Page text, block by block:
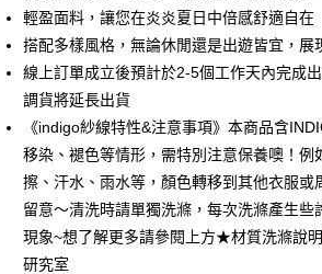
華南商業銀行
彰化商業銀行
國泰世華商業銀行
兆豐國際商
臺灣中小企業銀行
台中商業銀
匯豐（台灣）商業銀行
聯邦商業銀行
遠東國際商
元大商業銀行
永豐商業銀
台新國際商業銀行
中國信託商
台灣樂天信用卡公司
合作金庫商業銀行
第一商業銀行
華南商業銀行
彰化商業銀
上海商業儲蓄銀行
台北富邦商
臺灣中小企業銀行
匯豐（台灣）商業銀行
華泰商業銀
聯邦商業銀行
遠東國際商
元大商業銀行
永豐商業銀
玉山商業銀行
星展（台灣
台灣樂天信用卡公司
12 期 0 利率 每期NT$185
合作金庫商業銀行
第一商業銀
華南商業銀行
彰化商業銀
上海商業儲蓄銀行
國泰世華商業銀行
兆豐國際商
匯豐（台灣）商業銀行
華泰商業銀
聯邦商業銀行
遠東國際商
元大商業銀行
永豐商業銀
玉山商業銀行
星展（台灣
台新國際商業銀行
超商取貨付款
LINE Pay
Apple Pay
街口支付
悠遊付
Google Pay
輕盈面料，讓您在炎炎夏日中倍感舒適自在
搭配多樣風格，無論休閒還是出遊皆宜，展
線上訂單成立後預計於2-5個工作天內完成
調貨將延長出貨
《indigo紗線特性&注意事項》本商品含
移染、褪色等情形，需特別注意保養噢！例
擦、汗水、雨水等，顏色轉移到其他衣服或
留意～清洗時請單獨洗滌，每次洗滌產生些
現象~想了解更多請參閱上方★材質洗滌說
研究室